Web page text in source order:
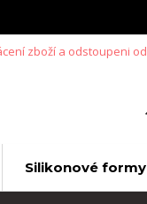
zboží a odstoupeni od
Silikonové formy